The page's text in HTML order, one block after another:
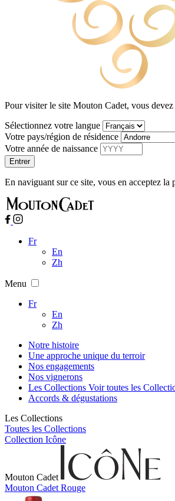
Pour visiter le site Mouton Cadet, vous
Sélectionnez votre langue
Votre pays/région de résidence
Votre année de naissance
En naviguant sur ce site, vous en acceptez
Fr
En
Zh
Menu
Fr
En
Zh
Notre histoire
Une approche unique du terroir
Nos engagements
Nos vignerons
Les Collections Voir toutes les
Accords & dégustations
Les Collections
Toutes les Collections
Collection Icône
Mouton Cadet
Mouton Cadet Rouge